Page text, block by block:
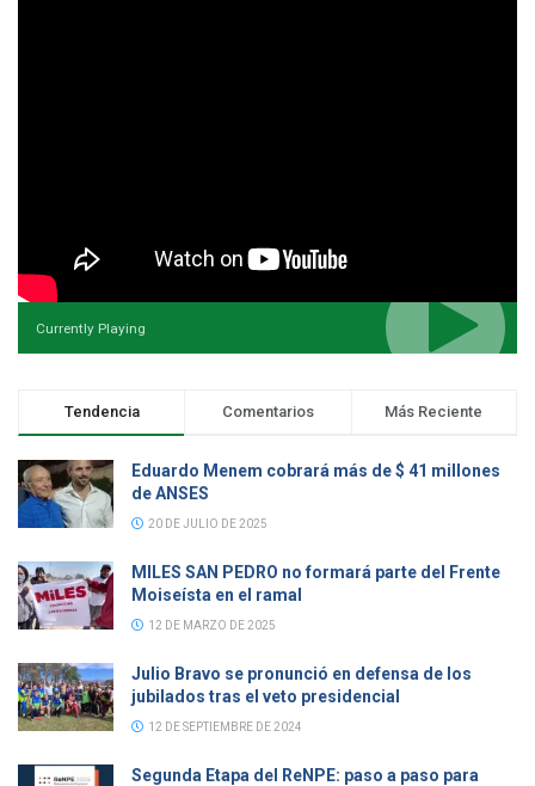
Currently Playing
Tendencia Comentarios Más Reciente
Eduardo Menem cobrará más de $ 41 millones
de ANSES
20 DE JULIO DE 2025
MILES SAN PEDRO no formará parte del Frente
Moiseísta en el ramal
12 DE MARZO DE 2025
Julio Bravo se pronunció en defensa de los
jubilados tras el veto presidencial
12 DE SEPTIEMBRE DE 2024
Segunda Etapa del ReNPE: paso a paso para